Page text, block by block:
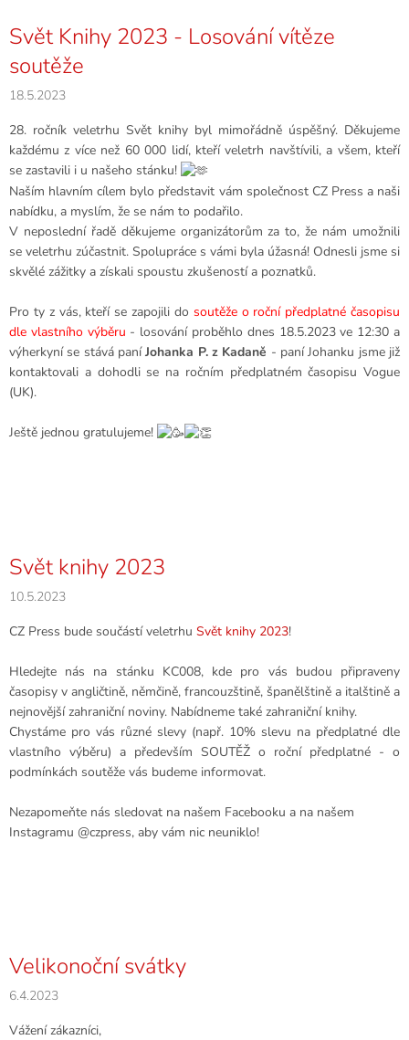
Svět Knihy 2023 - Losování vítěze
soutěže
18.5.2023
28. ročník veletrhu Svět knihy byl mimořádně úspěšný. Děkujeme
každému z více než 60 000 lidí, kteří veletrh navštívili, a všem, kteří
se zastavili i u našeho stánku!
Naším hlavním cílem bylo představit vám společnost CZ Press a naši
nabídku, a myslím, že se nám to podařilo.
V neposlední řadě děkujeme organizátorům za to, že nám umožnili
se veletrhu zúčastnit. Spolupráce s vámi byla úžasná! Odnesli jsme si
skvělé zážitky a získali spoustu zkušeností a poznatků.
Pro ty z vás, kteří se zapojili do soutěže o roční předplatné časopisu
dle vlastního výběru - losování proběhlo dnes 18.5.2023 ve 12:30 a
výherkyní se stává paníJohanka P. z Kadaně - paní Johanku jsme již
kontaktovali a dohodli se na ročním předplatném časopisu Vogue
(UK).
Ještě jednou gratulujeme!
Svět knihy 2023
10.5.2023
CZ Press bude součástí veletrhu Svět knihy 2023!
Hledejte nás na stánku KC008, kde pro vás budou připraveny
časopisy v angličtině, němčině, francouzštině, španělštině a italštině a
nejnovější zahraniční noviny. Nabídneme také zahraniční knihy.
Chystáme pro vás různé slevy (např. 10% slevu na předplatné dle
vlastního výběru) a především SOUTĚŽ o roční předplatné - o
podmínkách soutěže vás budeme informovat.
Nezapomeňte nás sledovat na našem Facebooku a na našem
Instagramu @czpress, aby vám nic neuniklo!
Velikonoční svátky
6.4.2023
Vážení zákazníci,